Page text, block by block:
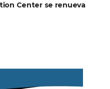
Center se renueva